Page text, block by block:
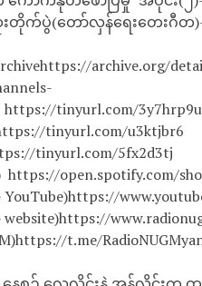
းတိုက်ပွဲ(တော်လှန်ရေးတေးဂီတ
archive.org/
https://tinyurl.com/3y7hrp9u
tinyurl.com/u3ktjbr6
tinyurl.com/5fx2d3tj
https://open.spotify.com/
YouTube)https://
website)https://
t.me/